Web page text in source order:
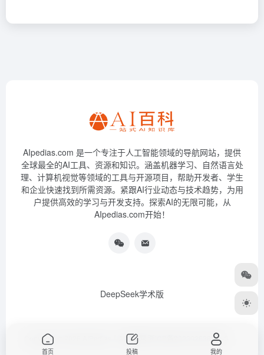
AIpedias.com 是一个专注于人工智能领域的导航网站，提供
全球最全的AI工具、资源和知识。涵盖机器学习、自然语言处
理、计算机视觉等领域的工具与开源项目，帮助开发者、学生
和企业快速找到所需资源。紧跟AI行业动态与技术趋势，为用
户提供高效的学习与开发支持。探索AI的无限可能，从
AIpedias.com开始！
DeepSeek学术版
Copyright © 2026 AIPedias｜AI导航网 浙ICP备2023026385号-3
首页 投稿 我的